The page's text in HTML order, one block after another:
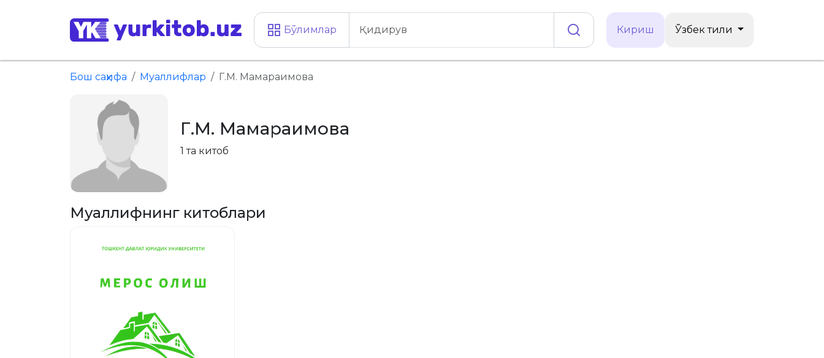
Бўлимлар Кириш Ўзбек тили
Бош саҳифа Муаллифлар Г.М. Мамараимова
Г.М. Мамараимова
1 та китоб
Муаллифнинг китоблари